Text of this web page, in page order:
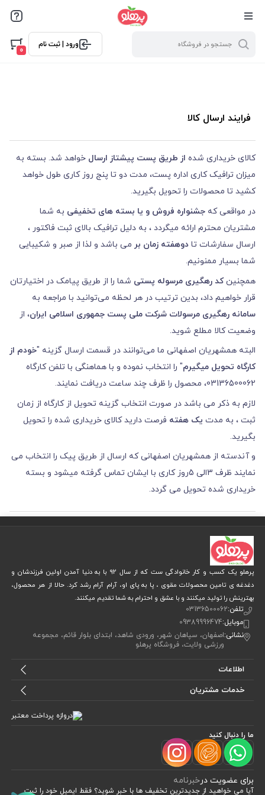
@media screen and (max-width: 500px) { .w-ch{bottom: 125px
!important; left:5px !important;} }
ورود | ثبت نام
0
فرایند ارسال کالا
کالای خریداری شده از طریق پست پیشتاز ارسال خواهد شد. بسته به
میزان ترافیک کاری اداره پست، مدت دو تا پنج روز کاری طول خواهد
کشید تا محصولات را تحویل بگیرید.
در مواقعی که جشنواره فروش و یا بسته های تخفیفی به شما
مشتریان محترم ارائه میگردد ، به دلیل ترافیک بالای ثبت فاکتور ،
ارسال سفارشات تا دوهفته زمان بر می باشد و لذا از صبر و شکیبایی
شما بسیار ممنونیم.
همچنینکد رهگیری مرسوله پستی شما را از طریق پیامک در اختیارتان
قرار خواهیم داد، بدین ترتیب در هر لحظه می‌توانید با مراجعه به
سامانه رهگیری مرسولات شرکت ملی پست جمهوری اسلامی ایران، از
وضعیت کالا مطلع شوید.
البته همشهریان اصفهانی ما می‌توانند در قسمت ارسال گزینه "خودم از
کارگاه تحویل میگیرم" را انتخاب نموده و با هماهنگی با تلفن کارگاه
03136500062، محصول را ظرف چند ساعت دریافت نمایند.
لازم به ذکر می باشد در صورت انتخاب گزینه تحویل از کارگاه از زمان
ثبت ، به مدت یک هفته فرصت دارید کالای خریداری شده را تحویل
بگیرید.
و آندسته از همشهریان اصفهانی که ارسال از طریق پیک را انتخاب می
نمایند ظرف 3الی 5روز کاری با ایشان تماس گرفته میشود و بسته
خریداری شده تحویل می گردد.
پرهلو یک کسب و کار خانوادگی ست که از سال 92 با به دنیا آمدن اولین فرزندشان و
دغدغه ی تامین محصولات مقوی ، پا به پای او، آرام آرام رشد کرد. حالا از هر محصول،
بهترینش را تولید میکنند و با عشق و احترام به شما تقدیم میکنند.
تلفن:03136500062
موبایل:09389996474
نشانی:اصفهان، سپاهان شهر، ورودی شاهد، ابتدای بلوار قائم، مجموعه
ورزشی ولایت، فروشگاه پرهلو
اطلاعات
خدمات مشتریان
ما را دنبال کنید
برای عضویت درخبرنامه
آیا می خواهید از جدید‌ترین تخفیف‌ ها با‌ خبر شوید؟ فقط ایمیل خود را ثبت